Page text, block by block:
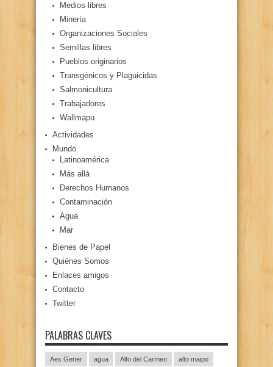
Medios libres
Minería
Organizaciones Sociales
Semillas libres
Pueblos originarios
Transgénicos y Plaguicidas
Salmonicultura
Trabajadores
Wallmapu
Actividades
Mundo
Latinoamérica
Más allá
Derechos Humanos
Contaminación
Agua
Mar
Bienes de Papel
Quiénes Somos
Enlaces amigos
Contacto
Twitter
PALABRAS CLAVES
Aes Gener agua Alto del Carmen alto maipo